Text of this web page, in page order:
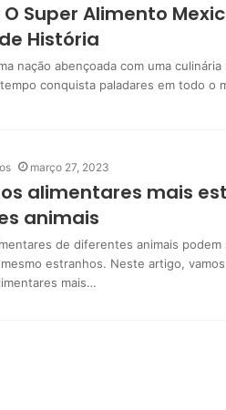
O Super Alimento
História
nação abençoada com uma
conquista paladares em todo o
março 27, 2023
alimentares mais
animais
de diferentes animais
estranhos. Neste artigo,
mais…